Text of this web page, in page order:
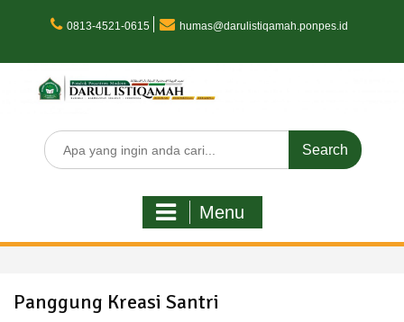
0813-4521-0615 humas@darulistiqamah.ponpes.id
Search
for:
Menu
Panggung Kreasi Santri